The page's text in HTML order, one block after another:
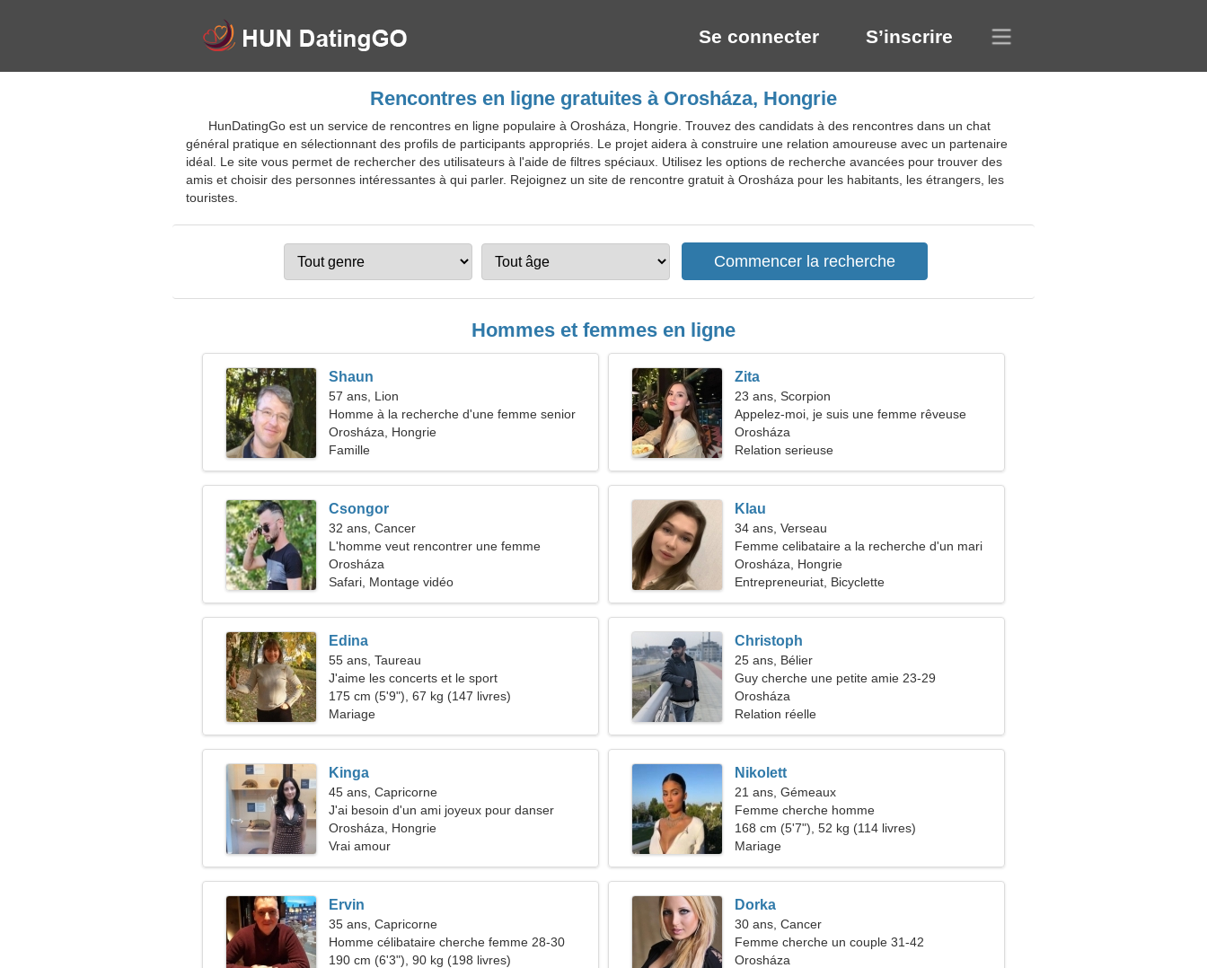
Se connecter S’inscrire
Rencontres en ligne gratuites à Orosháza, Hongrie
HunDatingGo est un service de rencontres en ligne populaire à Orosháza, Hongrie. Trouvez des candidats à des rencontres dans un chat
général pratique en sélectionnant des profils de participants appropriés. Le projet aidera à construire une relation amoureuse avec un partenaire
idéal. Le site vous permet de rechercher des utilisateurs à l'aide de filtres spéciaux. Utilisez les options de recherche avancées pour trouver des
amis et choisir des personnes intéressantes à qui parler. Rejoignez un site de rencontre gratuit à Orosháza pour les habitants, les étrangers, les
touristes.
Hommes et femmes en ligne
Shaun
57 ans, Lion
Homme à la recherche d'une femme senior
Orosháza, Hongrie
Famille
Zita
23 ans, Scorpion
Appelez-moi, je suis une femme rêveuse
Orosháza
Relation serieuse
Csongor
32 ans, Cancer
L'homme veut rencontrer une femme
Orosháza
Safari, Montage vidéo
Klau
34 ans, Verseau
Femme celibataire a la recherche d'un mari
Orosháza, Hongrie
Entrepreneuriat, Bicyclette
Edina
55 ans, Taureau
J'aime les concerts et le sport
175 cm (5'9"), 67 kg (147 livres)
Mariage
Christoph
25 ans, Bélier
Guy cherche une petite amie 23-29
Orosháza
Relation réelle
Kinga
45 ans, Capricorne
J'ai besoin d'un ami joyeux pour danser
Orosháza, Hongrie
Vrai amour
Nikolett
21 ans, Gémeaux
Femme cherche homme
168 cm (5'7"), 52 kg (114 livres)
Mariage
Ervin
35 ans, Capricorne
Homme célibataire cherche femme 28-30
190 cm (6'3"), 90 kg (198 livres)
Dorka
30 ans, Cancer
Femme cherche un couple 31-42
Orosháza